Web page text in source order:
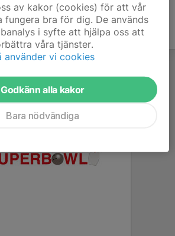
av kakor (cookies) för att vår
fungera bra för dig. De används
i syfte att hjälpa oss att
våra tjänster.
använder vi cookies
Godkänn alla kakor
Bara nödvändiga